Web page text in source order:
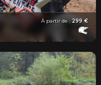
À partir de :299 €